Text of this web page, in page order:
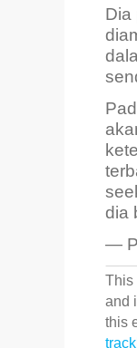
Dia
dia
—
This
and
this